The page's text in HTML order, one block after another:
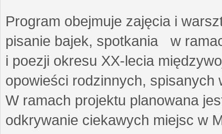
Program obejmuje zajęcia i
pisanie bajek, spotkania w
i poezji okresu XX-lecia
opowieści rodzinnych,
W ramach projektu planowana
odkrywanie ciekawych miejsc w